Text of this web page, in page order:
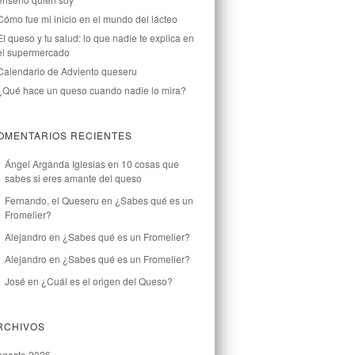
fue mi inicio en el mundo del lácteo
queso y tu salud: lo que nadie te explica en
supermercado
de Adviento queseru
hace un queso cuando nadie lo mira?
RECIENTES
Ángel Arganda Iglesiasen 10 cosas que
sabes si eres amante del queso
Fernando, el Queseru en ¿Sabes qué es un
Fromelier?
Alejandro en ¿Sabes qué es un Fromelier?
Alejandro en ¿Sabes qué es un Fromelier?
José en ¿Cuál es el origen del Queso?